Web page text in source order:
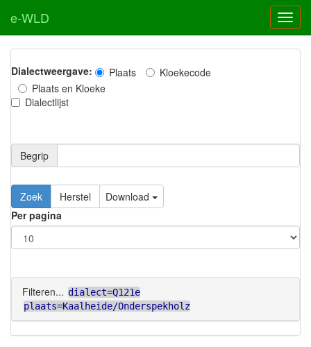
e-WLD
Dialectweergave: Plaats
Kloekecode
Plaats en Kloeke
Dialectlijst
Begrip
Zoek Herstel
Download
Per pagina
Filteren... dialect=Q121e
plaats=Kaalheide/Onderspekholz